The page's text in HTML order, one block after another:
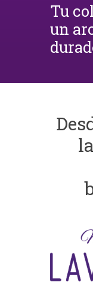
Tu
un